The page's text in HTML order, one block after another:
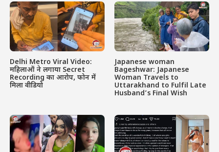
Delhi Metro Viral Video:
महिलाओं ने लगाया Secret
Recording का आरोप, फोन में
मिला वीडियो
Japanese woman
Bageshwar: Japanese
Woman Travels to
Uttarakhand to Fulfil Late
Husband’s Final Wish